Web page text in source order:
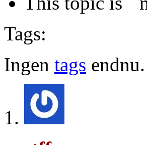
Tags:
Ingen tags endnu.